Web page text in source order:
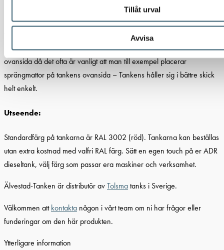
Tillåt urval
Avvisa
punkten där man monterar hänglåset vid åtkomstluckan. En stor fördel
med EnergyTender serien tankar är att lock och ovansidan av
tankarna är tillverkat i galvaniserat stål, vilket minskar att tankens
utseende inte ska påverkas lika mycket som en tank med lackerad
ovansida då det ofta är vanligt att man till exempel placerar
sprängmattor på tankens ovansida – Tankens håller sig i bättre skick
helt enkelt.
Utseende:
Standardfärg på tankarna är RAL 3002 (röd). Tankarna kan beställas
utan extra kostnad med valfri RAL färg. Sätt en egen touch på er ADR
dieseltank, välj färg som passar era maskiner och verksamhet.
Älvestad-Tanken är distributör avTolsmatanks i Sverige.
Välkommen attkontakta någon i vårt team om ni har frågor eller
funderingar om den här produkten.
Ytterligare information